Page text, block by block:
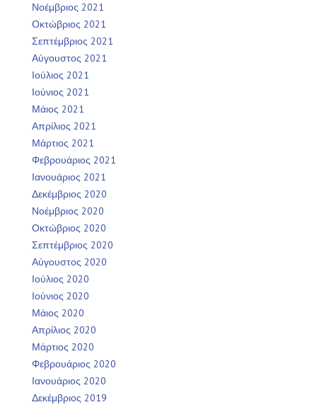
Νοέμβριος 2021
Οκτώβριος 2021
Σεπτέμβριος 2021
Αύγουστος 2021
Ιούλιος 2021
Ιούνιος 2021
Μάιος 2021
Απρίλιος 2021
Μάρτιος 2021
Φεβρουάριος 2021
Ιανουάριος 2021
Δεκέμβριος 2020
Νοέμβριος 2020
Οκτώβριος 2020
Σεπτέμβριος 2020
Αύγουστος 2020
Ιούλιος 2020
Ιούνιος 2020
Μάιος 2020
Απρίλιος 2020
Μάρτιος 2020
Φεβρουάριος 2020
Ιανουάριος 2020
Δεκέμβριος 2019